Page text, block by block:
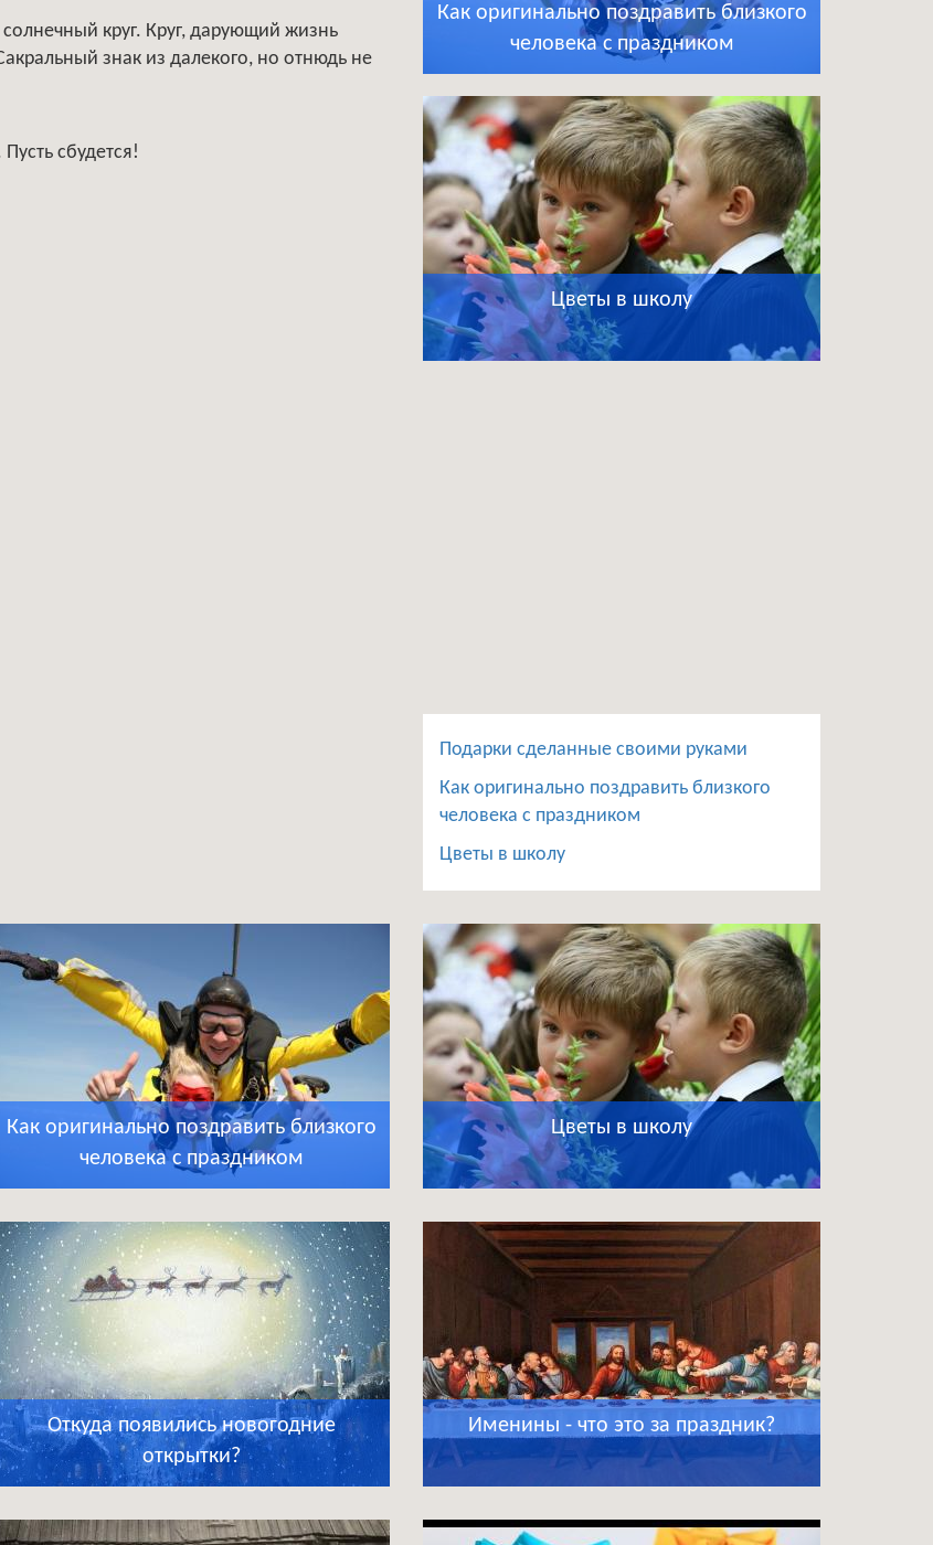
круг. Круг, дарующий жизнь
знак из далекого, но отнюдь не
сбудется!
Как оригинально поздравить близкого
человека с праздником
Цветы в школу
Подарки сделанные своими руками
Как оригинально поздравить близкого
человека с праздником
Цветы в школу
Как оригинально поздравить близкого
человека с праздником
Цветы в школу
Откуда появились новогодние
открытки?
Именины - что это за праздник?